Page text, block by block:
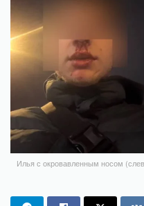
Илья с окровавленным носом